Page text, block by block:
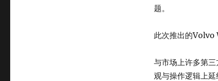
题。
此次推出的Volvo
与市场上许多第
观与操作逻辑上